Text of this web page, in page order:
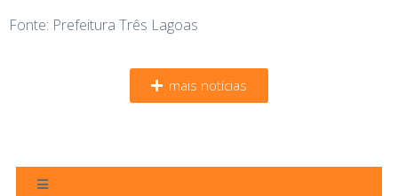
Fonte: Prefeitura Três Lagoas
mais notícias